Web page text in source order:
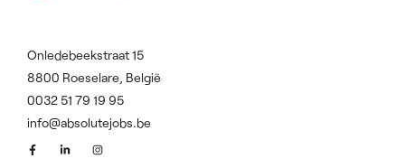
Onledebeekstraat 15
8800 Roeselare, België
0032 51 79 19 95
info@absolutejobs.be